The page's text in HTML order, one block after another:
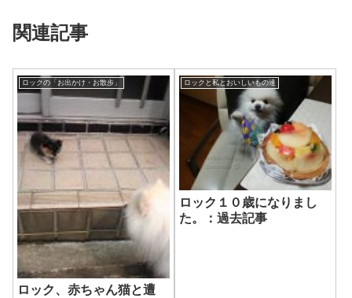
関連記事
ロックの「お出かけ・お散歩」
ロック、赤ちゃん猫と遭
ロックと私とおいしいもの達
ロック１０歳になりまし
た。：過去記事